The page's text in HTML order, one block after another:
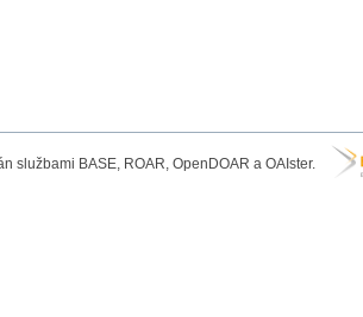
službami BASE, ROAR, OpenDOAR a OAIster.